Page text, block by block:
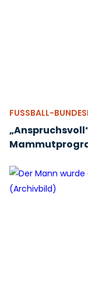
FUSSBALL-